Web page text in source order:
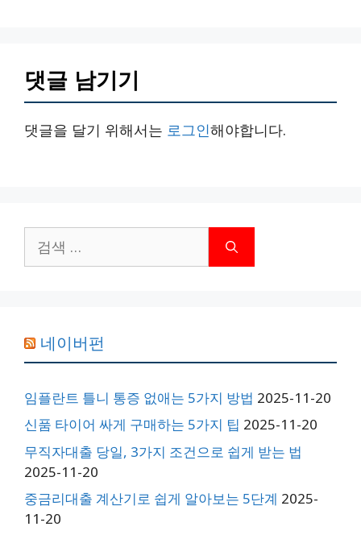
댓글 남기기
댓글을 달기 위해서는 로그인해야합니다.
색:
네이버펀
임플란트 틀니 통증 없애는 5가지 방법 2025-11-20
신품 타이어 싸게 구매하는 5가지 팁 2025-11-20
무직자대출 당일, 3가지 조건으로 쉽게 받는 법
2025-11-20
중금리대출 계산기로 쉽게 알아보는 5단계 2025-
11-20